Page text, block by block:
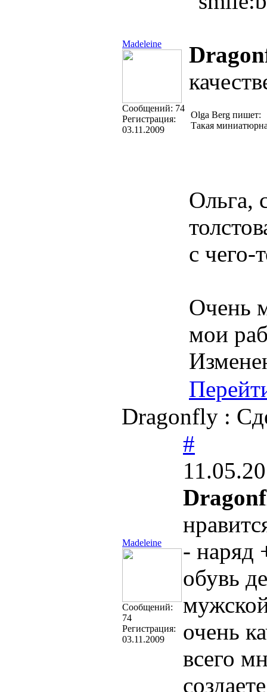
Madeleine
Cообщений: 74
Регистрация:
03.11.2009
Olga Berg пишет:
Такая
Ольга,
с чего-
Очень
мои
Dragonfly :
Madeleine
Cообщений:
74
Регистрация:
03.11.2009
#
- наряд
обувь
очень
всего